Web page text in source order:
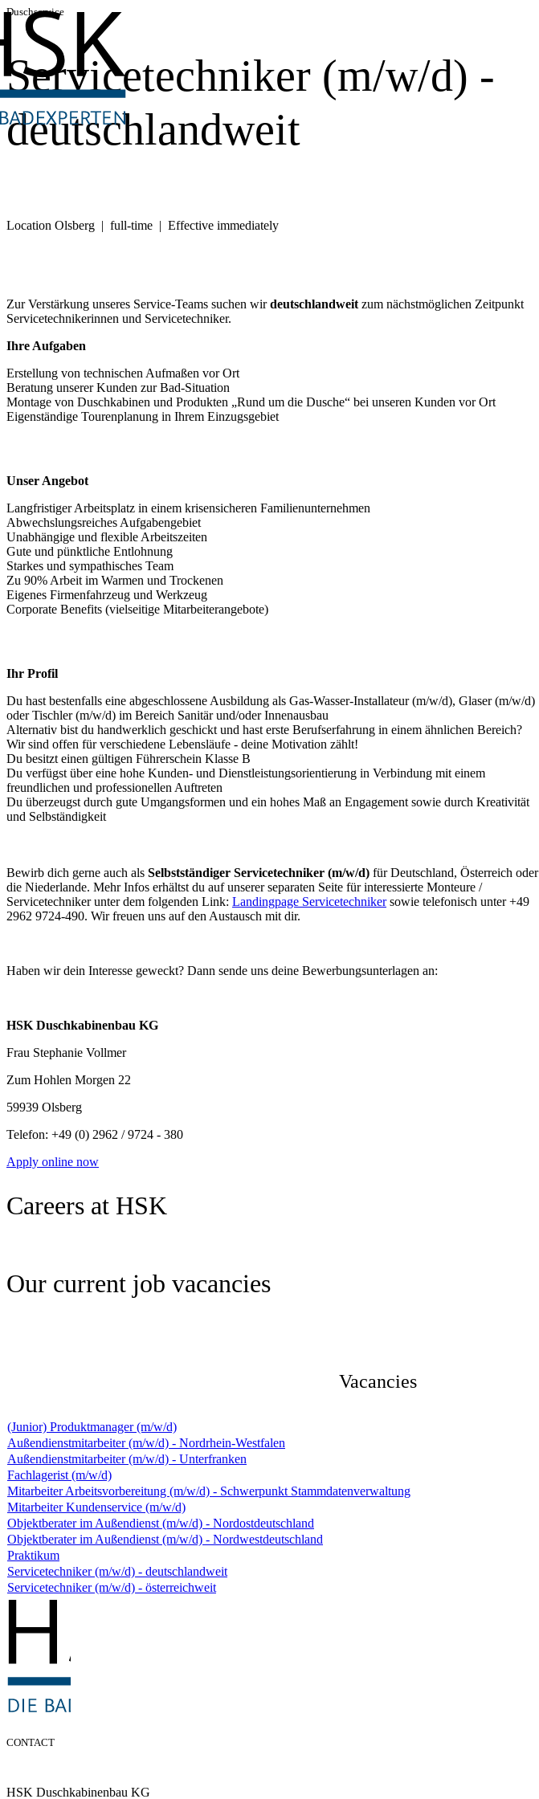
Duschservice
Servicetechniker (m/w/d) -
deutschlandweit
Location Olsberg | full-time | Effective immediately
Zur Verstärkung unseres Service-Teams suchen wirdeutschlandweit zum nächstmöglichen Zeitpunkt
Servicetechnikerinnen und Servicetechniker.
Ihre Aufgaben
Erstellung von technischen Aufmaßen vor Ort
Beratung unserer Kunden zur Bad-Situation
Montage von Duschkabinen und Produkten „Rund um die Dusche“ bei unseren Kunden vor Ort
Eigenständige Tourenplanung in Ihrem Einzugsgebiet
Unser Angebot
Langfristiger Arbeitsplatz in einem krisensicheren Familienunternehmen
Abwechslungsreiches Aufgabengebiet
Unabhängige und flexible Arbeitszeiten
Gute und pünktliche Entlohnung
Starkes und sympathisches Team
Zu 90% Arbeit im Warmen und Trockenen
Eigenes Firmenfahrzeug und Werkzeug
Corporate Benefits (vielseitige Mitarbeiterangebote)
Ihr Profil
Du hast bestenfalls eine abgeschlossene Ausbildung als Gas-Wasser-Installateur (m/w/d), Glaser (m/w/d)
oder Tischler (m/w/d) im Bereich Sanitär und/oder Innenausbau
Alternativ bist du handwerklich geschickt und hast erste Berufserfahrung in einem ähnlichen Bereich?
Wir sind offen für verschiedene Lebensläufe - deine Motivation zählt!
Du besitzt einen gültigen Führerschein Klasse B
Du verfügst über eine hohe Kunden- und Dienstleistungsorientierung in Verbindung mit einem
freundlichen und professionellen Auftreten
Du überzeugst durch gute Umgangsformen und ein hohes Maß an Engagement sowie durch Kreativität
und Selbständigkeit
Bewirb dich gerne auch als Selbstständiger Servicetechniker (m/w/d) für Deutschland, Österreich oder
die Niederlande. Mehr Infos erhältst du auf unserer separaten Seite für interessierte Monteure /
Servicetechniker unter dem folgenden Link: Landingpage Servicetechnikersowie telefonisch unter +49
2962 9724-490. Wir freuen uns auf den Austausch mit dir.
Haben wir dein Interesse geweckt? Dann sende uns deine Bewerbungsunterlagen an:
HSK Duschkabinenbau KG
Frau Stephanie Vollmer
Zum Hohlen Morgen 22
59939 Olsberg
Telefon: +49 (0) 2962 / 9724 - 380
Apply online now
Careers at HSK
Our current job vacancies
Vacancies
(Junior) Produktmanager (m/w/d)
Außendienstmitarbeiter (m/w/d) - Nordrhein-Westfalen
Außendienstmitarbeiter (m/w/d) - Unterfranken
Fachlagerist (m/w/d)
Mitarbeiter Arbeitsvorbereitung (m/w/d) - Schwerpunkt Stammdatenverwaltung
Mitarbeiter Kundenservice (m/w/d)
Objektberater im Außendienst (m/w/d) - Nordostdeutschland
Objektberater im Außendienst (m/w/d) - Nordwestdeutschland
Praktikum
Servicetechniker (m/w/d) - deutschlandweit
Servicetechniker (m/w/d) - österreichweit
CONTACT
HSK Duschkabinenbau KG